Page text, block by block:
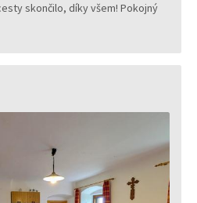
skončilo, díky všem! Pokojný